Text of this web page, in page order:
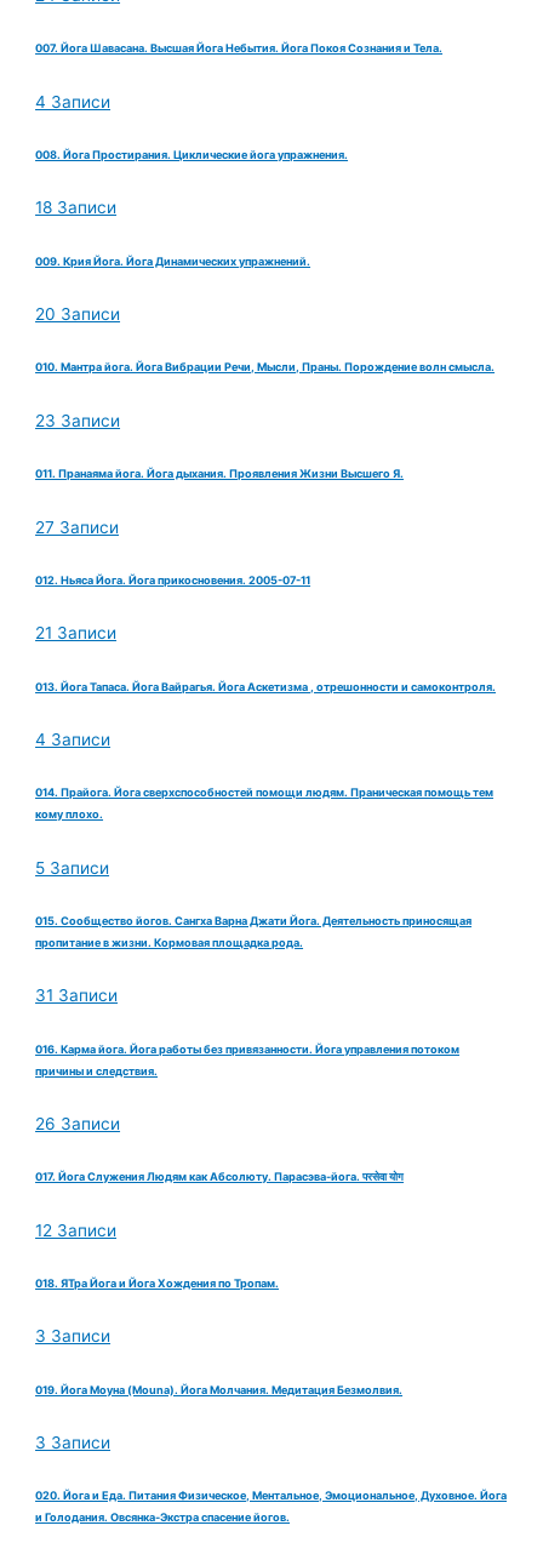
007. Йога Шавасана. Высшая Йога Небытия. Йога Покоя Сознания и Тела.
4 Записи
008. Йога Простирания. Циклические йога упражнения.
18 Записи
009. Крия Йога. Йога Динамических упражнений.
20 Записи
010. Мантра йога. Йога Вибрации Речи, Мысли, Праны. Порождение волн смысла.
23 Записи
011. Пранаяма йога. Йога дыхания. Проявления Жизни Высшего Я.
27 Записи
012. Ньяса Йога. Йога прикосновения. 2005-07-11
21 Записи
013. Йога Тапаса. Йога Вайрагья. Йога Аскетизма , отрешонности и самоконтроля.
4 Записи
014. Прайога. Йога сверхспособностей помощи людям. Праническая помощь тем
кому плохо.
5 Записи
015. Сообщество йогов. Сангха Варна Джати Йога. Деятельность приносящая
пропитание в жизни. Кормовая площадка рода.
31 Записи
016. Карма йога. Йога работы без привязанности. Йога управления потоком
причины и следствия.
26 Записи
017. Йога Служения Людям как Абсолюту. Парасэва-йога. परसेवा योग
12 Записи
018. ЯТра Йога и Йога Хождения по Тропам.
3 Записи
019. Йога Моуна (Mouna). Йога Молчания. Медитация Безмолвия.
3 Записи
020. Йога и Еда. Питания Физическое, Ментальное, Эмоциональное, Духовное. Йога
и Голодания. Овсянка-Экстра спасение йогов.